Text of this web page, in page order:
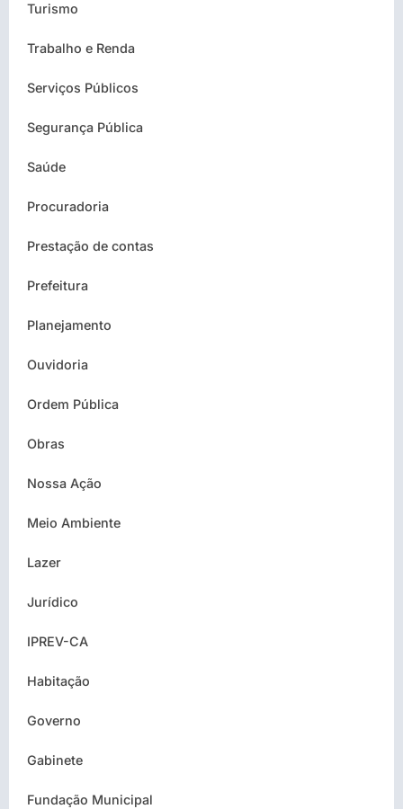
Turismo
Trabalho e Renda
Serviços Públicos
Segurança Pública
Saúde
Procuradoria
Prestação de contas
Prefeitura
Planejamento
Ouvidoria
Ordem Pública
Obras
Nossa Ação
Meio Ambiente
Lazer
Jurídico
IPREV-CA
Habitação
Governo
Gabinete
Fundação Municipal